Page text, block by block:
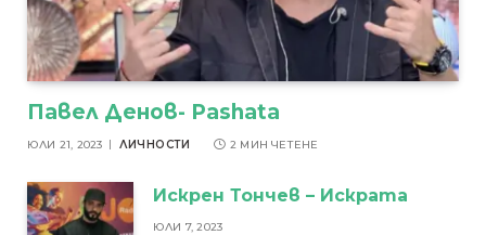
Павел Денов- Pashata
ЮЛИ 21, 2023 ЛИЧНОСТИ 2 МИН ЧЕТЕНЕ
Искрен Тончев – Искрата
ЮЛИ 7, 2023